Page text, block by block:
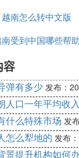
越南怎么转中文版
南受到中国哪些帮助
容
弹有多少发布：
人口一年平均收
什么特殊市场 发
怎么犁地的 发布
景提升机构如何